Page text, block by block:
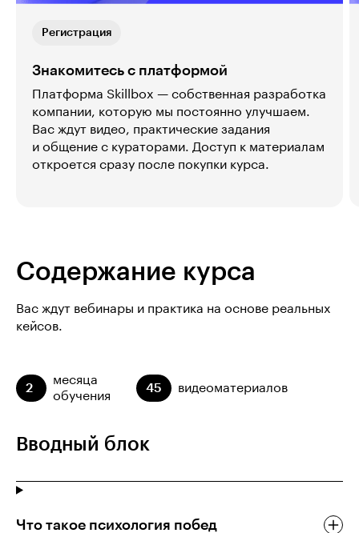
Регистрация
Знакомитесь с платформой
Платформа Skillbox — собственная разработка
компании, которую мы постоянно улучшаем.
Вас ждут видео, практические задания
и общение с кураторами. Доступ к материалам
откроется сразу после покупки курса.
Содержание курса
Вас ждут вебинары и практика на основе реальных
кейсов.
2
месяца
обучения
45 видеоматериалов
Вводный блок
Что такое психология побед